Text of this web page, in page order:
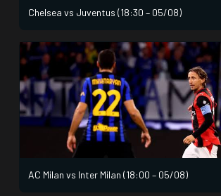
Chelsea vs Juventus (18:30 – 05/08)
AC Milan vs Inter Milan (18:00 – 05/08)